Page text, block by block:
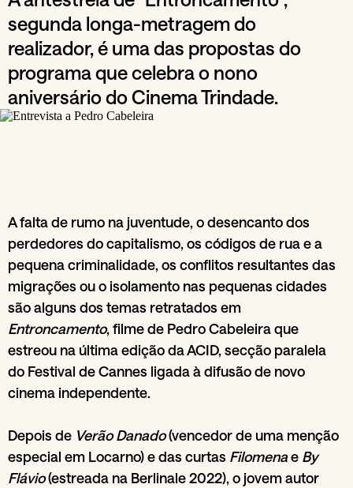
segunda longa-metragem do
realizador, é uma das propostas do
programa que celebra o nono
aniversário do Cinema Trindade.
A falta de rumo na juventude, o desencanto dos
perdedores do capitalismo, os códigos de rua e a
pequena criminalidade, os conflitos resultantes das
migrações ou o isolamento nas pequenas cidades
são alguns dos temas retratados em
Entroncamento, filme de Pedro Cabeleira que
estreou na última edição da ACID, secção paralela
do Festival de Cannes ligada à difusão de novo
cinema independente.
Depois de Verão Danado(vencedor de uma menção
especial em Locarno) e das curtas Filomenae By
Flávio(estreada na Berlinale 2022), o jovem autor